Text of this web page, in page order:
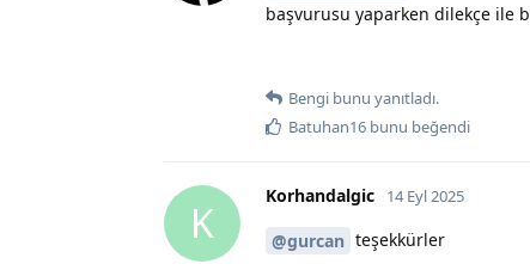
başvurusu yaparken dilekçe ile
Bengi bunu yanıtladı.
Batuhan16 bunu beğendi
K
Korhandalgic 14 Eyl 2025
@gurcan teşekkürler